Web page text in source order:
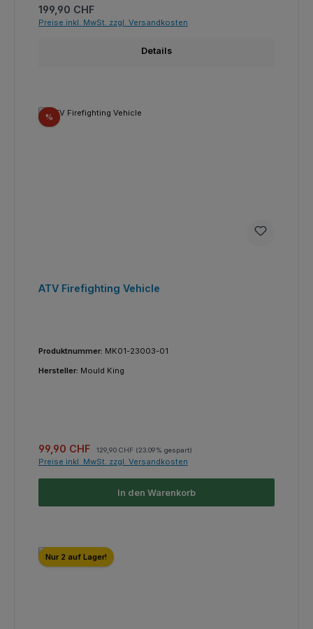
Regulärer Preis:
199,90 CHF
Preise inkl. MwSt. zzgl. Versandkosten
Details
%Rabatt
ATV Firefighting Vehicle
Produktnummer: MK01-23003-01
Hersteller: Mould King
Verkaufspreis:
99,90 CHF 129,90 CHF (23.09% gespart)
Preise inkl. MwSt. zzgl. Versandkosten
In den Warenkorb
Nur 2 auf Lager!